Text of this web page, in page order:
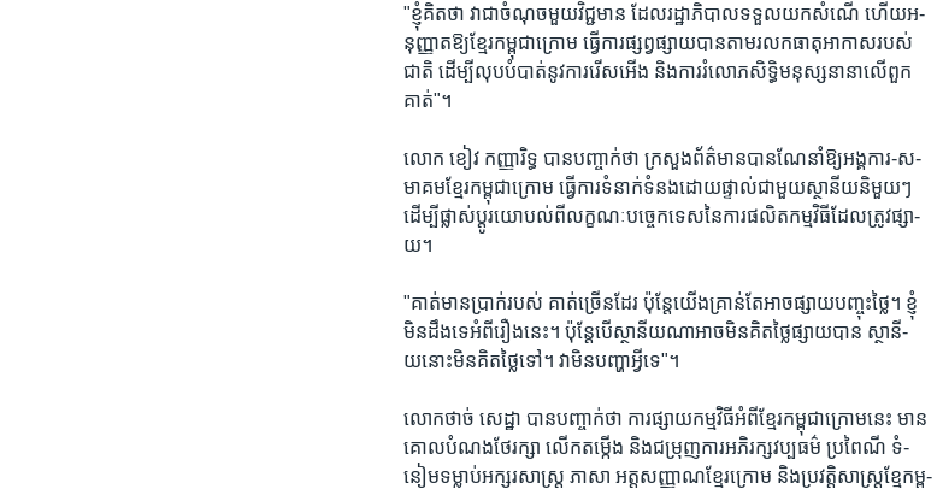
"ខ្ញុំគិតថា វាជាចំណុចមួយវិជ្ជមាន ដែលរដ្ឋាភិបាលទទួលយកសំណើ ហើយអ-
នុញ្ញាតឱ្យខ្មែរកម្ពុជាក្រោម ធ្វើការផ្សព្វផ្សាយបានតាមរលកធាតុអាកាសរបស់
ជាតិ ដើម្បីលុបបំបាត់នូវការរើសអើង និងការរំលោភសិទ្ធិមនុស្សនានាលើពួក
គាត់"។
លោក ខៀវ កញ្ញារិទ្ធ បានបញ្ចាក់ថា ក្រសួងព័ត៌មានបានណែនាំឱ្យអង្គការ-ស-
មាគមខ្មែរកម្ពុជាក្រោម ធ្វើការទំនាក់ទំនងដោយផ្ទាល់ជាមួយស្ថានីយនិមួយៗ
ដើម្បីផ្លាស់ប្តូរយោបល់ពីលក្ខណៈបច្ចេកទេសនៃការផលិតកម្មវិធីដែលត្រូវផ្សា-
យ។
"គាត់មានប្រាក់របស់ គាត់ច្រើនដែរ ប៉ុន្តែយើងគ្រាន់តែអាចផ្សាយបញ្ចុះថ្លៃ។ ខ្ញុំ
មិនដឹងទេអំពីរឿងនេះ។ ប៉ុន្តែបើស្ថានីយណាអាចមិនគិតថ្លៃផ្សាយបាន ស្ថានី-
យនោះមិនគិតថ្លៃទៅ។ វាមិនបញ្ហាអ្វីទេ"។
លោកថាច់ សេដ្ឋា បានបញ្ចាក់ថា ការផ្សាយកម្មវិធីអំពីខ្មែរកម្ពុជាក្រោមនេះ មាន
គោលបំណងថែរក្សា លើកតម្កើង និងជម្រុញការអភិរក្សវប្បធម៌ ប្រពៃណី ទំ-
នៀមទម្លាប់អក្សរសាស្ត្រ ភាសា អត្តសញ្ញាណខ្មែរក្រោម និងប្រវត្តិសាស្ត្រខ្មែកម្ពុ-